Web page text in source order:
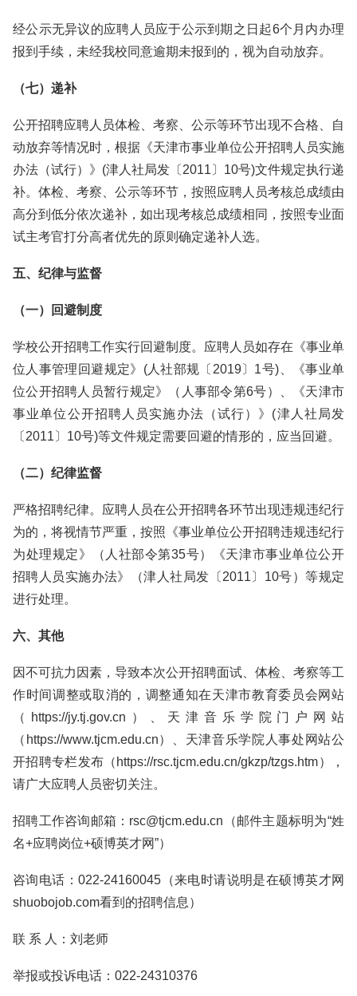
经公示无异议的应聘人员应于公示到期之日起6个月内办理
报到手续，未经我校同意逾期未报到的，视为自动放弃。
（七）递补
公开招聘应聘人员体检、考察、公示等环节出现不合格、自
动放弃等情况时，根据《天津市事业单位公开招聘人员实施
办法（试行）》(津人社局发〔2011〕10号)文件规定执行递
补。体检、考察、公示等环节，按照应聘人员考核总成绩由
高分到低分依次递补，如出现考核总成绩相同，按照专业面
试主考官打分高者优先的原则确定递补人选。
五、纪律与监督
（一）回避制度
学校公开招聘工作实行回避制度。应聘人员如存在《事业单
位人事管理回避规定》(人社部规〔2019〕1号)、《事业单
位公开招聘人员暂行规定》（人事部令第6号）、《天津市
事业单位公开招聘人员实施办法（试行）》(津人社局发
〔2011〕10号)等文件规定需要回避的情形的，应当回避。
（二）纪律监督
严格招聘纪律。应聘人员在公开招聘各环节出现违规违纪行
为的，将视情节严重，按照《事业单位公开招聘违规违纪行
为处理规定》（人社部令第35号）《天津市事业单位公开
招聘人员实施办法》（津人社局发〔2011〕10号）等规定
进行处理。
六、其他
因不可抗力因素，导致本次公开招聘面试、体检、考察等工
作时间调整或取消的，调整通知在天津市教育委员会网站
（https://jy.tj.gov.cn）、天津音乐学院门户网站
（https://www.tjcm.edu.cn）、天津音乐学院人事处网站公
开招聘专栏发布（https://rsc.tjcm.edu.cn/gkzp/tzgs.htm），
请广大应聘人员密切关注。
招聘工作咨询邮箱：rsc@tjcm.edu.cn（邮件主题标明为“姓
名+应聘岗位+硕博英才网”）
咨询电话：022-24160045（来电时请说明是在硕博英才网
shuobojob.com看到的招聘信息）
联 系 人：刘老师
举报或投诉电话：022-24310376